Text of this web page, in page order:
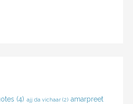
(4) ajj da vichaar (2) amarpreet